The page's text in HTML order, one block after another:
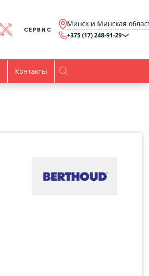
СЕРВИС
Минск и Минская
область
Гомель и Гомельская
+375 (17) 248-91-29
office@agro.by
Время работы
Пн-Пт: 8.00-17.00
Контакты